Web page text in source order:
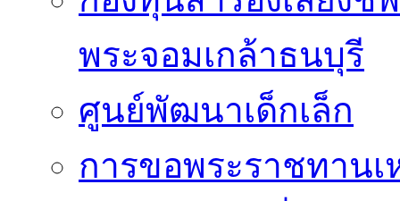
พระจอมเกล้าธนบุรี
ศูนย์พัฒนาเด็กเล็ก
การขอพระราชทาน